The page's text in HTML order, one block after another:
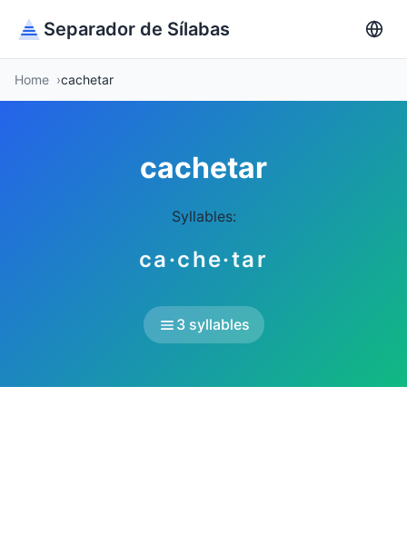
Separador de Sílabas
Home cachetar
cachetar
Syllables:
ca·che·tar
3 syllables